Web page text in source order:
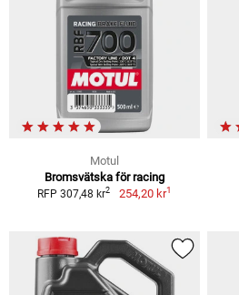
Motul
Bromsvätska för racing
RFP 307,48 kr2 254,20 kr1